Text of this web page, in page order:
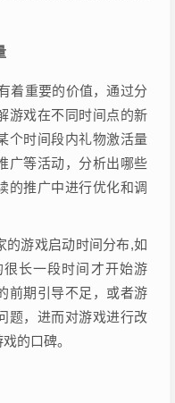
着重要的价值，通过分
游戏在不同时间点的新
个时间段内礼物激活量
广等活动，分析出哪些
的推广中进行优化和调
的游戏启动时间分布,如
长一段时间才开始游
前期引导不足，或者游
题，进而对游戏进行改
的口碑。